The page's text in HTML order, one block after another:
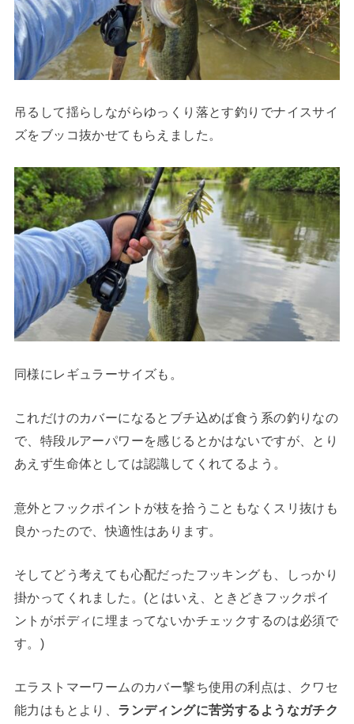
吊るして揺らしながらゆっくり落とす釣りでナイスサイ
ズをブッコ抜かせてもらえました。
同様にレギュラーサイズも。
これだけのカバーになるとブチ込めば食う系の釣りなの
で、特段ルアーパワーを感じるとかはないですが、とり
あえず生命体としては認識してくれてるよう。
意外とフックポイントが枝を拾うこともなくスリ抜けも
良かったので、快適性はあります。
そしてどう考えても心配だったフッキングも、しっかり
掛かってくれました。(とはいえ、ときどきフックポイ
ントがボディに埋まってないかチェックするのは必須で
す。)
エラストマーワームのカバー撃ち使用の利点は、クワセ
能力はもとより、 ランディングに苦労するようなガチク